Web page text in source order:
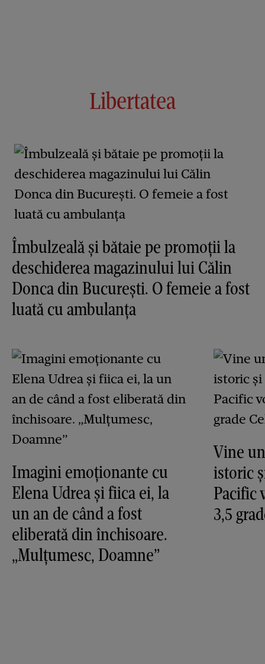
Libertatea
Îmbulzeală și bătaie pe promoții la
deschiderea magazinului lui Călin
Donca din București. O femeie a fost
luată cu ambulanța
Imagini emoționante cu
Elena Udrea și fiica ei, la
un an de când a fost
eliberată din închisoare.
„Mulțumesc, Doamne”
Vine
istoric
Pacific
3,5